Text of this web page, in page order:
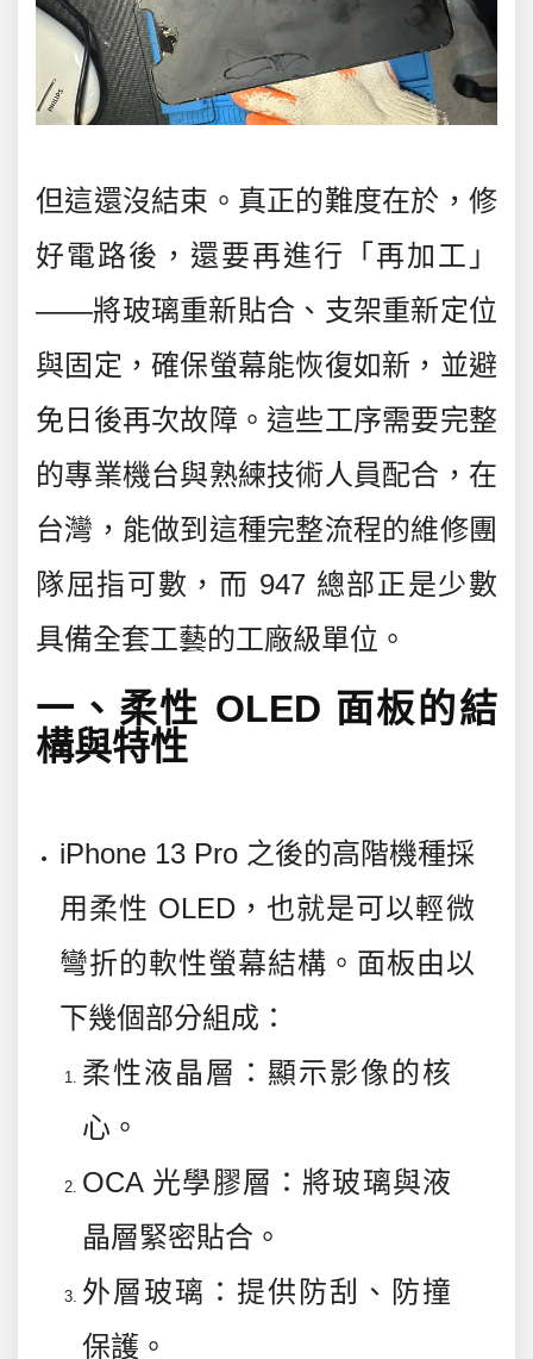
但這還沒結束。真正的難度在於，修
好電路後，還要再進行「再加工」
——將玻璃重新貼合、支架重新定位
與固定，確保螢幕能恢復如新，並避
免日後再次故障。這些工序需要完整
的專業機台與熟練技術人員配合，在
台灣，能做到這種完整流程的維修團
隊屈指可數，而 947 總部正是少數
具備全套工藝的工廠級單位。
一、柔性 OLED 面板的結
構與特性
iPhone 13 Pro 之後的高階機種採
用柔性 OLED，也就是可以輕微
彎折的軟性螢幕結構。面板由以
下幾個部分組成：
柔性液晶層 ：顯示影像的核
心。
OCA 光學膠層 ：將玻璃與液
晶層緊密貼合。
外層玻璃 ：提供防刮、防撞
保護。